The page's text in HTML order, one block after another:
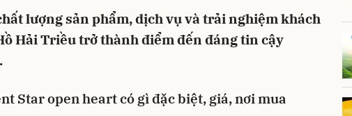
lượng sản phẩm, dịch vụ và trải nghiệm khách
Hải Triều trở thành điểm đến đáng tin cậy
Star open heart có gì đặc biệt, giá, nơi mua